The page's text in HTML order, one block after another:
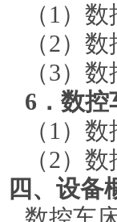
（1）
（2）数
（3）数
6．数
（1） 数
（2）数
四、设备